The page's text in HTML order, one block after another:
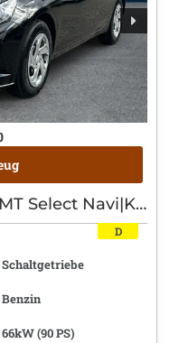
Hyundai i20 1.0 T-GDI 6-MT Select Navi|Kamera|Klimaanlage
Schaltgetriebe
Benzin
66kW (90 PS)
D